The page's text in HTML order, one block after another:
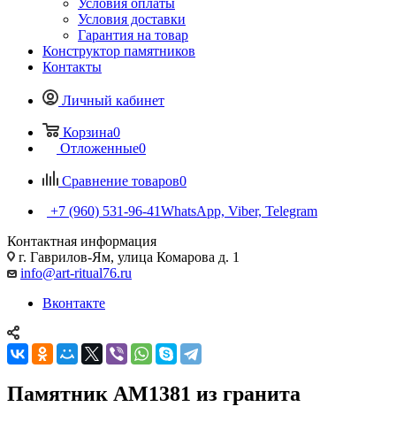
Условия оплаты
Условия доставки
Гарантия на товар
Конструктор памятников
Контакты
Личный кабинет
Корзина0
Отложенные0
Сравнение товаров0
+7 (960) 531-96-41WhatsApp, Viber, Telegram
Контактная информация
г. Гаврилов-Ям, улица Комарова д. 1
info@art-ritual76.ru
Вконтакте
Памятник AM1381 из гранита